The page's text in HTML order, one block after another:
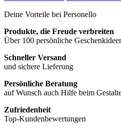
Deine Vorteile bei Personello
Produkte, die Freude verbreiten
Über 100 persönliche
Schneller Versand
und sichere Lieferung
Persönliche Beratung
auf Wunsch auch Hilfe beim
Zufriedenheit
Top-Kundenbewertungen